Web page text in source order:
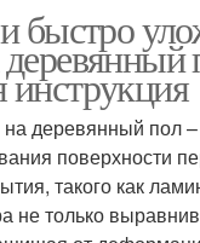
быстро
инструкция
деревянный пол
поверхности
такого как
не только